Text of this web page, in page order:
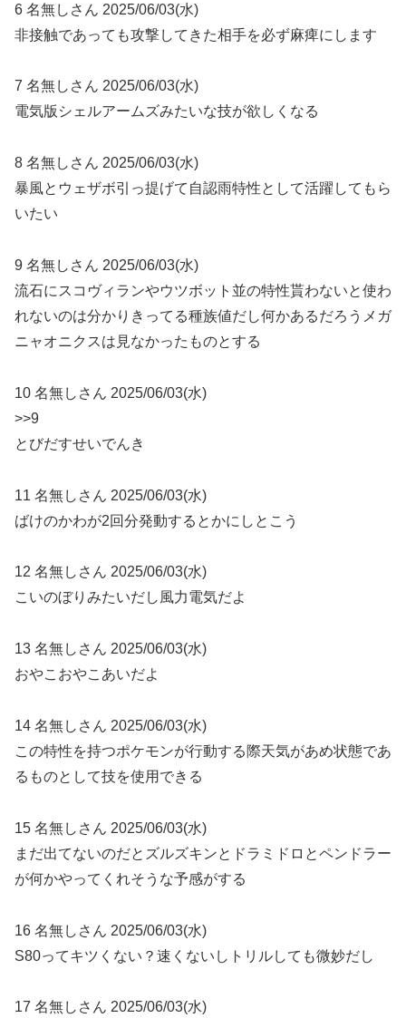
6 名無しさん 2025/06/03(水)
非接触であっても攻撃してきた相手を必ず麻痺にします
7 名無しさん 2025/06/03(水)
電気版シェルアームズみたいな技が欲しくなる
8 名無しさん 2025/06/03(水)
暴風とウェザボ引っ提げて自認雨特性として活躍してもら
いたい
9 名無しさん 2025/06/03(水)
流石にスコヴィランやウツボット並の特性貰わないと使わ
れないのは分かりきってる種族値だし何かあるだろうメガ
ニャオニクスは見なかったものとする
10 名無しさん 2025/06/03(水)
>>9
とびだすせいでんき
11 名無しさん 2025/06/03(水)
ばけのかわが2回分発動するとかにしとこう
12 名無しさん 2025/06/03(水)
こいのぼりみたいだし風力電気だよ
13 名無しさん 2025/06/03(水)
おやこおやこあいだよ
14 名無しさん 2025/06/03(水)
この特性を持つポケモンが行動する際天気があめ状態であ
るものとして技を使用できる
15 名無しさん 2025/06/03(水)
まだ出てないのだとズルズキンとドラミドロとペンドラー
が何かやってくれそうな予感がする
16 名無しさん 2025/06/03(水)
S80ってキツくない？速くないしトリルしても微妙だし
17 名無しさん 2025/06/03(水)